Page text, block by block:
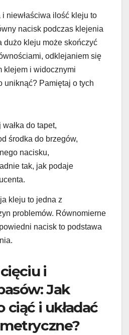
niewłaściwa ilość kleju to
nacisk podczas klejenia
dużo kleju może skończyć
odklejaniem się
klejem i widocznymi
uniknąć? Pamiętaj o tych
do tapet,
środka do brzegów,
nacisku,
tak, jak podaje
kleju to jedna z
problemów. Równomierne
nacisk to podstawa
i
Jak
ciąć i układać